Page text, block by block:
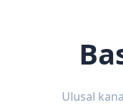
Ulusal